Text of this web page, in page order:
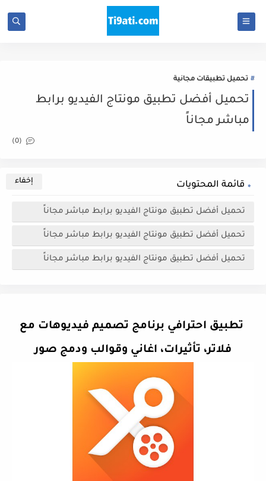
تحميل تطبيقات مجانية
تحميل أفضل تطبيق مونتاج الفيديو برابط
مباشر مجاناً
(0)
قائمة المحتويات
تحميل أفضل تطبيق مونتاج الفيديو برابط مباشر مجاناً
تحميل أفضل تطبيق مونتاج الفيديو برابط مباشر مجاناً
تحميل أفضل تطبيق مونتاج الفيديو برابط مباشر مجاناً
تطبيق احترافي برنامج تصميم فيديوهات مع
فلاتر، تأثيرات، اغاني وقوالب ودمج صور